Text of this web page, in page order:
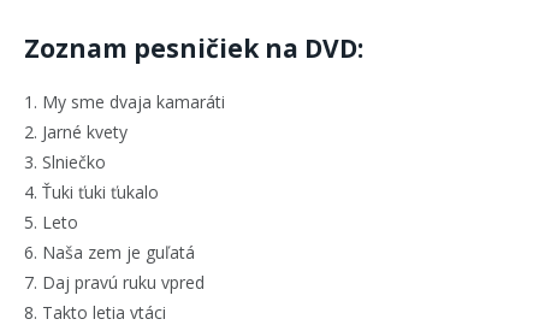
Zoznam pesničiek na DVD:
1. My sme dvaja kamaráti
2. Jarné kvety
3. Slniečko
4. Ťuki ťuki ťukalo
5. Leto
6. Naša zem je guľatá
7. Daj pravú ruku vpred
8. Takto letia vtáci